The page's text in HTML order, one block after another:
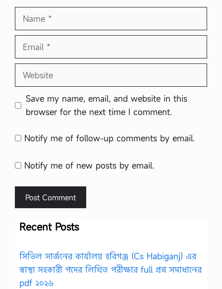
Name
Email
Website
Save my name, email, and website in this
browser for the next time I comment.
Notify me of follow-up comments by email.
Notify me of new posts by email.
Recent Posts
সিভিল সার্জনের কার্যালয় হবিগঞ্জ (Cs Habiganj) এর
স্বাস্থ্য সহকারী পদের লিখিত পরীক্ষার full প্রশ্ন সমাধানের
pdf ২০২৬